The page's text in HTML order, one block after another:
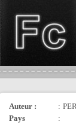
Auteur : :
Pays
: